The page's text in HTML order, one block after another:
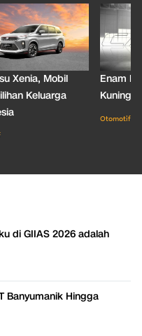
Xenia, Mobil
Keluarga
Enam
Kuning
Otomotif
di GIIAS 2026 adalah
Banyumanik Hingga